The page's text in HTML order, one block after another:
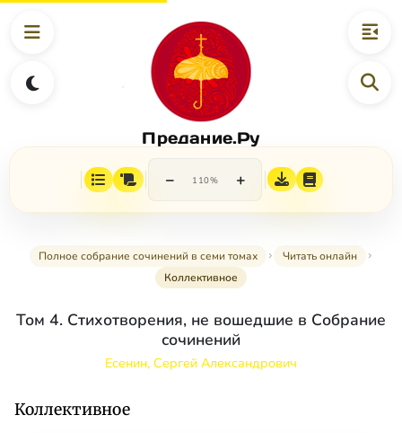
Предание.Ру
− 110% +
Полное собрание сочинений в семи томах
Читать онлайн
Коллективное
Том 4. Стихотворения, не вошедшие в Собрание
сочинений
Есенин, Сергей Александрович
Коллективное